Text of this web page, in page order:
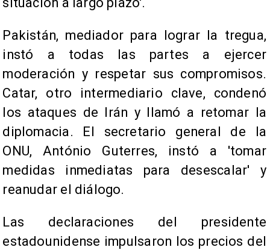
Pakistán, mediador para lograr la tregua,
instó a todas las partes a ejercer
moderación y respetar sus compromisos.
Catar, otro intermediario clave, condenó
los ataques de Irán y llamó a retomar la
diplomacia. El secretario general de la
ONU, António Guterres, instó a 'tomar
medidas inmediatas para desescalar' y
reanudar el diálogo.
Las declaraciones del presidente
estadounidense impulsaron los precios del